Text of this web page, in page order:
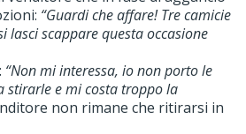
“Guardi che affare! Tre camicie
lasci scappare questa occasione
“Non mi interessa, io non porto le
stirarle e mi costa troppo la
non rimane che ritirarsi in